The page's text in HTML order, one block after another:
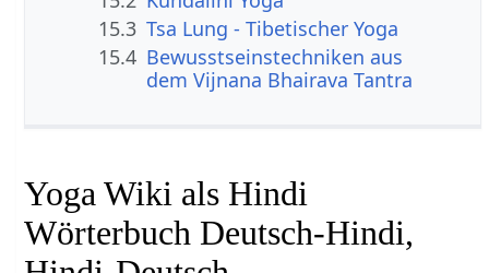
15.3 Tsa Lung - Tibetischer Yoga
15.4 Bewusstseinstechniken aus
dem Vijnana Bhairava Tantra
Yoga Wiki als Hindi
Wörterbuch Deutsch-Hindi,